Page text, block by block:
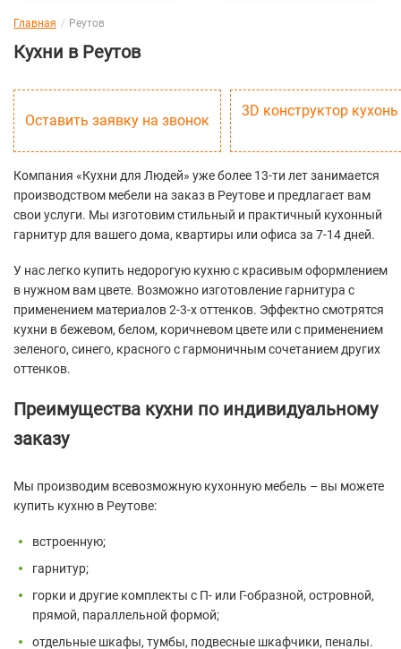
Главная Реутов
Кухни в Реутов
Оставить заявку на звонок
3D конструктор кухонь
Компания «Кухни для Людей» уже более 13-ти лет занимается
производством мебели на заказ в Реутове и предлагает вам
свои услуги. Мы изготовим стильный и практичный кухонный
гарнитур для вашего дома, квартиры или офиса за 7-14 дней.
У нас легко купить недорогую кухню с красивым оформлением
в нужном вам цвете. Возможно изготовление гарнитура с
применением материалов 2-3-х оттенков. Эффектно смотрятся
кухни в бежевом, белом, коричневом цвете или с применением
зеленого, синего, красного с гармоничным сочетанием других
оттенков.
Преимущества кухни по индивидуальному
заказу
Мы производим всевозможную кухонную мебель – вы можете
купить кухню в Реутове:
встроенную;
гарнитур;
горки и другие комплекты с П- или Г-образной, островной,
прямой, параллельной формой;
отдельные шкафы, тумбы, подвесные шкафчики, пеналы.